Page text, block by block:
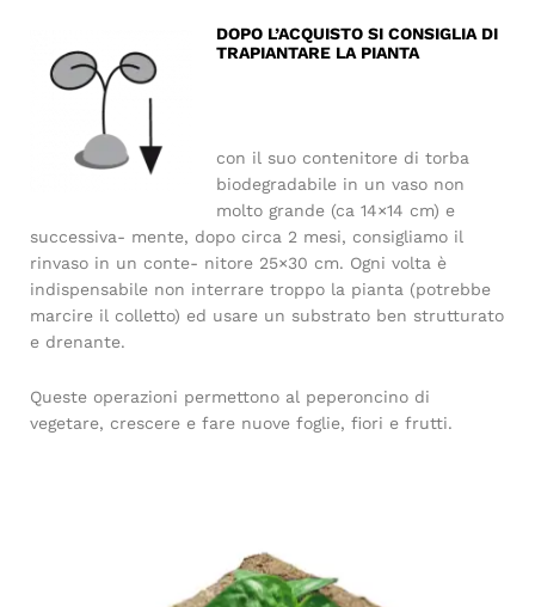
DOPO L’ACQUISTO SI CONSIGLIA DI
TRAPIANTARE LA PIANTA
con il suo contenitore di torba
biodegradabile in un vaso non
molto grande (ca 14×14 cm) e
successiva- mente, dopo circa 2 mesi, consigliamo il
rinvaso in un conte- nitore 25×30 cm. Ogni volta è
indispensabile non interrare troppo la pianta (potrebbe
marcire il colletto) ed usare un substrato ben strutturato
e drenante.
Queste operazioni permettono al peperoncino di
vegetare, crescere e fare nuove foglie, fiori e frutti.